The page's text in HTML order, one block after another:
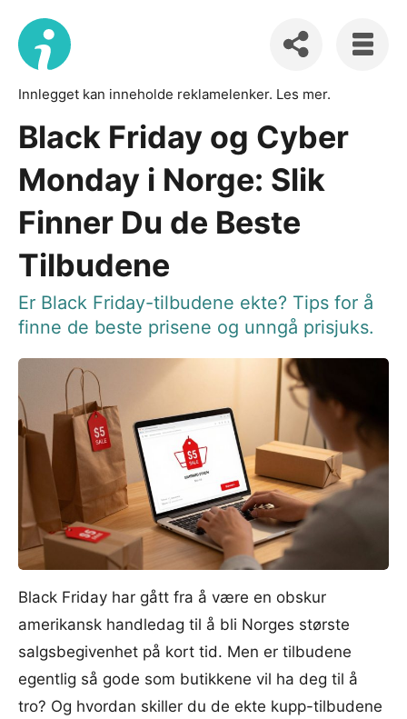
Innlegget kan inneholde reklamelenker. Les mer.
Black Friday og Cyber
Monday i Norge: Slik
Finner Du de Beste
Tilbudene
Er Black Friday-tilbudene ekte? Tips for å
finne de beste prisene og unngå prisjuks.
Black Friday har gått fra å være en obskur
amerikansk handledag til å bli Norges største
salgsbegivenhet på kort tid. Men er tilbudene
egentlig så gode som butikkene vil ha deg til å
tro? Og hvordan skiller du de ekte kupp-tilbudene